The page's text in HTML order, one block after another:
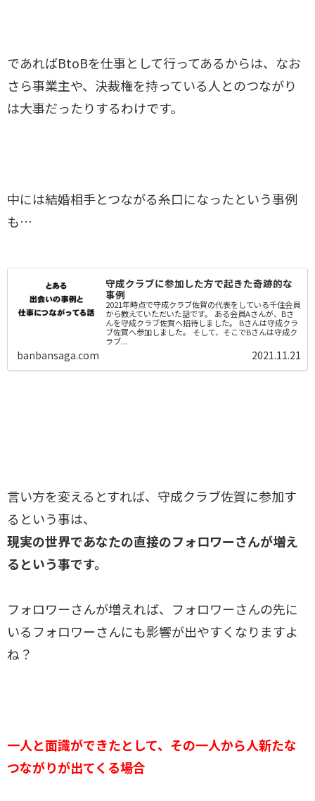
であればBtoBを仕事として行ってあるからは、なお
さら事業主や、決裁権を持っている人とのつながり
は大事だったりするわけです。
中には結婚相手とつながる糸口になったという事例
も…
守成クラブに参加した方で起きた奇跡的な
事例
2021年時点で守成クラブ佐賀の代表をしている千住会員
から教えていただいた話です。 ある会員Aさんが、Bさ
んを守成クラブ佐賀へ招待しました。 Bさんは守成クラ
ブ佐賀へ参加しました。 そして、そこでBさんは守成ク
ラブ...
banbansaga.com 2021.11.21
言い方を変えるとすれば、守成クラブ佐賀に参加す
るという事は、
現実の世界であなたの直接のフォロワーさんが増え
るという事です。
フォロワーさんが増えれば、フォロワーさんの先に
いるフォロワーさんにも影響が出やすくなりますよ
ね？
一人と面識ができたとして、その一人から人新たな
つながりが出てくる場合